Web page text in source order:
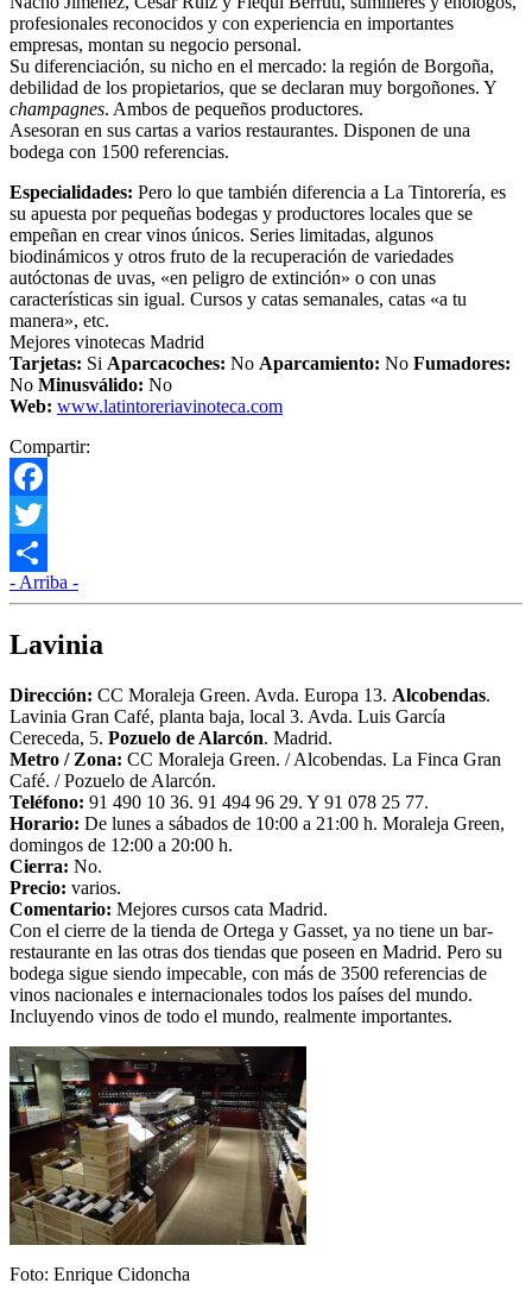
profesionales reconocidos y con experiencia en importantes
empresas, montan su negocio personal.
Su diferenciación, su nicho en el mercado: la región de Borgoña,
debilidad de los propietarios, que se declaran muy borgoñones. Y
champagnes. Ambos de pequeños productores.
Asesoran en sus cartas a varios restaurantes. Disponen de una
bodega con 1500 referencias.
Especialidades: Pero lo que también diferencia a La Tintorería, es
su apuesta por pequeñas bodegas y productores locales que se
empeñan en crear vinos únicos. Series limitadas, algunos
biodinámicos y otros fruto de la recuperación de variedades
autóctonas de uvas, «en peligro de extinción» o con unas
características sin igual. Cursos y catas semanales, catas «a tu
manera», etc.
Mejores vinotecas Madrid
Tarjetas: Si Aparcacoches: No Aparcamiento: No Fumadores:
No Minusválido: No
Web: www.latintoreriavinoteca.com
Compartir:
Facebook
Twitter
Compartir
- Arriba -
Lavinia
Dirección: CC Moraleja Green. Avda. Europa 13. Alcobendas.
Lavinia Gran Café, planta baja, local 3. Avda. Luis García
Cereceda, 5. Pozuelo de Alarcón. Madrid.
Metro / Zona: CC Moraleja Green. / Alcobendas. La Finca Gran
Café. / Pozuelo de Alarcón.
Teléfono: 91 490 10 36. 91 494 96 29. Y 91 078 25 77.
Horario: De lunes a sábados de 10:00 a 21:00 h. Moraleja Green,
domingos de 12:00 a 20:00 h.
Cierra: No.
Precio: varios.
Comentario: Mejores cursos cata Madrid.
Con el cierre de la tienda de Ortega y Gasset, ya no tiene un bar-
restaurante en las otras dos tiendas que poseen en Madrid. Pero su
bodega sigue siendo impecable, con más de 3500 referencias de
vinos nacionales e internacionales todos los países del mundo.
Incluyendo vinos de todo el mundo, realmente importantes.
Foto: Enrique Cidoncha